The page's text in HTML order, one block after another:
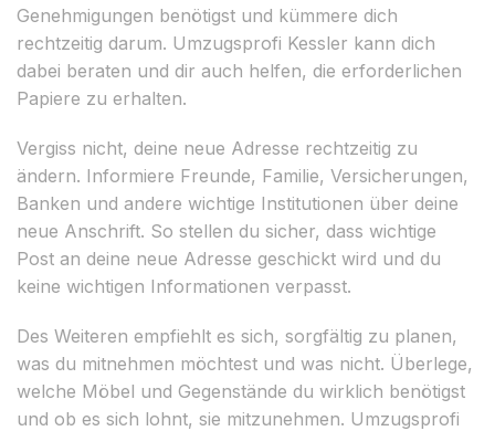
Genehmigungen benötigst und kümmere dich
rechtzeitig darum. Umzugsprofi Kessler kann dich
dabei beraten und dir auch helfen, die erforderlichen
Papiere zu erhalten.
Vergiss nicht, deine neue Adresse rechtzeitig zu
ändern. Informiere Freunde, Familie, Versicherungen,
Banken und andere wichtige Institutionen über deine
neue Anschrift. So stellen du sicher, dass wichtige
Post an deine neue Adresse geschickt wird und du
keine wichtigen Informationen verpasst.
Des Weiteren empfiehlt es sich, sorgfältig zu planen,
was du mitnehmen möchtest und was nicht. Überlege,
welche Möbel und Gegenstände du wirklich benötigst
und ob es sich lohnt, sie mitzunehmen. Umzugsprofi